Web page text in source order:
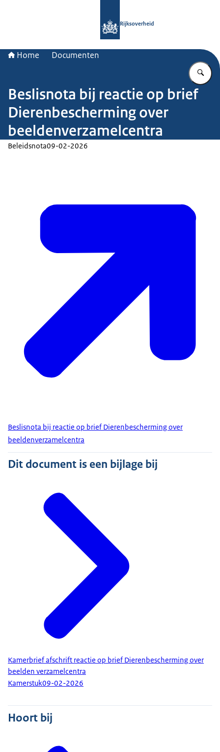
Rijksoverheid
Home Documenten
Beslisnota bij reactie op brief
Dierenbescherming over
beeldenverzamelcentra
Beleidsnota09-02-2026
Beslisnota bij reactie op brief Dierenbescherming over
beeldenverzamelcentra
Dit document is een bijlage bij
Kamerbrief afschrift reactie op brief Dierenbescherming over
beelden verzamelcentra
Kamerstuk09-02-2026
Hoort bij